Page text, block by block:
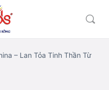
– Lan Tỏa Tinh Thần Từ